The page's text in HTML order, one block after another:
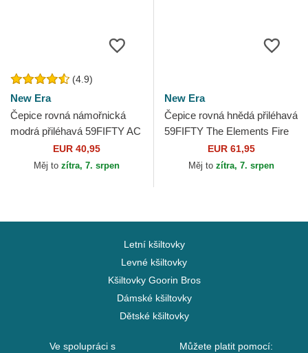
(4.9)
New Era
Čepice rovná námořnická
modrá přiléhavá 59FIFTY AC
Perf Atlanta Braves MLB
New Era
EUR 40,95
Měj to zítra, 7. srpen
New Era
Čepice rovná hnědá přiléhavá
59FIFTY The Elements Fire
Pin Los Angeles Dodgers
MLB New Era
EUR 61,95
Měj to zítra, 7. srpen
Letní kšiltovky
Levné kšiltovky
Kšiltovky Goorin Bros
Dámské kšiltovky
Dětské kšiltovky
Ve spolupráci s
Můžete platit pomocí: